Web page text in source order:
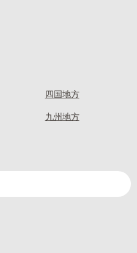
四国地方
九州地方